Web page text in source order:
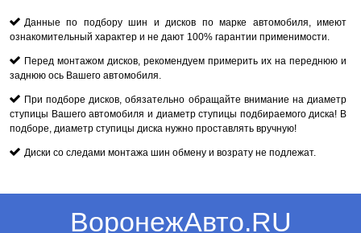
Данные по подбору шин и дисков по марке автомобиля, имеют
ознакомительный характер и не дают 100% гарантии применимости.
Перед монтажом дисков, рекомендуем примерить их на переднюю и
заднюю ось Вашего автомобиля.
При подборе дисков, обязательно обращайте внимание на диаметр
ступицы Вашего автомобиля и диаметр ступицы подбираемого диска! В
подборе, диаметр ступицы диска нужно проставлять вручную!
Диски со следами монтажа шин обмену и возрату не подлежат.
ВоронежАвто.RU